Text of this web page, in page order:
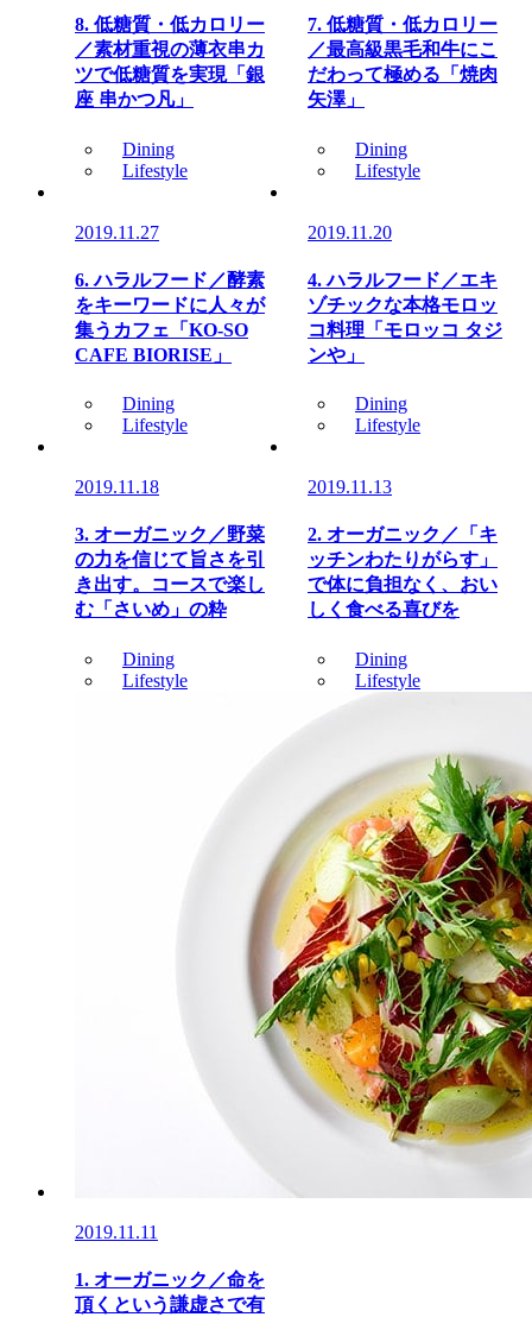
8. 低糖質・低カロリー
／素材重視の薄衣串カ
ツで低糖質を実現「銀
座 串かつ凡」
Dining
Lifestyle
7. 低糖質・低カロリー
／最高級黒毛和牛にこ
だわって極める「焼肉
矢澤」
Dining
Lifestyle
2019.11.27
6. ハラルフード／酵素
をキーワードに人々が
集うカフェ「KO-SO
CAFE BIORISE」
Dining
Lifestyle
2019.11.20
4. ハラルフード／エキ
ゾチックな本格モロッ
コ料理「モロッコ タジ
ンや」
Dining
Lifestyle
2019.11.18
3. オーガニック／野菜
の力を信じて旨さを引
き出す。コースで楽し
む「さいめ」の粋
Dining
Lifestyle
2019.11.13
2. オーガニック／「キ
ッチンわたりがらす」
で体に負担なく、おい
しく食べる喜びを
Dining
Lifestyle
2019.11.11
1. オーガニック／命を
頂くという謙虚さで有